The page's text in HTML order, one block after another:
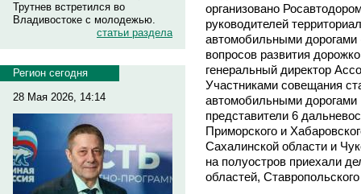
Трутнев встретился во
Владивостоке с молодежью.
статьи раздела
Регион сегодня
28 Мая 2026, 14:14
организовано
руководителей
автомобильными
вопросов развития
генеральный директор
Участниками совещания
автомобильными дорогами
представители 6
Приморского и
Сахалинской области и
на полуостров приехали
областей,